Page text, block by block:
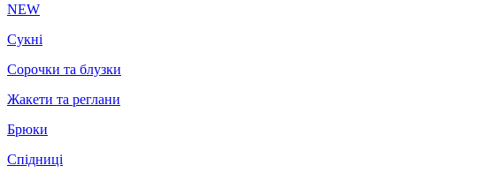
NEW
Сукні
Сорочки та блузки
Жакети та реглани
Брюки
Спідниці